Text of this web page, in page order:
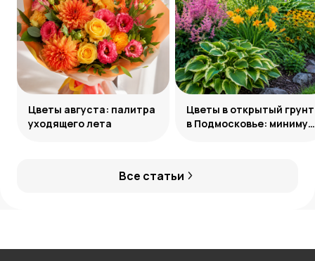
Все статьи
Цветы августа: палитра
уходящего лета
Цветы в открытый грунт
в Подмосковье: минимум